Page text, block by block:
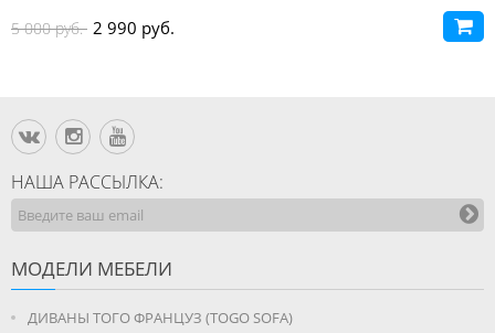
5 000 руб. 2 990 руб.
НАША РАССЫЛКА:
МОДЕЛИ МЕБЕЛИ
ДИВАНЫ ТОГО ФРАНЦУЗ (TOGO SOFA)